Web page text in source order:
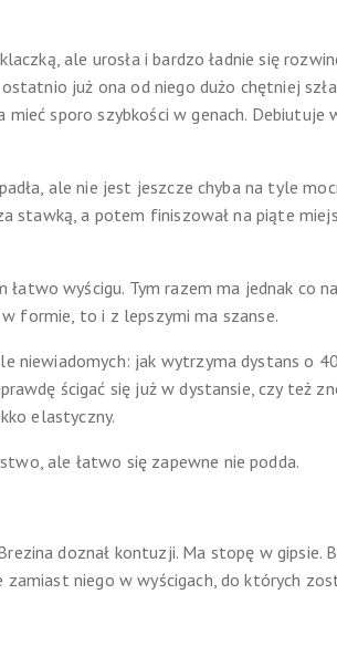
ale urosła i bardzo ładnie się
już ona od niego dużo chętniej
sporo szybkości w genach. Debiutuje
ale nie jest jeszcze chyba na tyle
stawką, a potem finiszował na piąte
wyścigu. Tym razem ma jednak co
formie, to i z lepszymi ma szanse.
jak wytrzyma dystans o
ścigać się już w dystansie, czy też
elastyczny.
ale łatwo się zapewne nie podda.
doznał kontuzji. Ma stopę w gipsie.
niego w wyścigach, do których